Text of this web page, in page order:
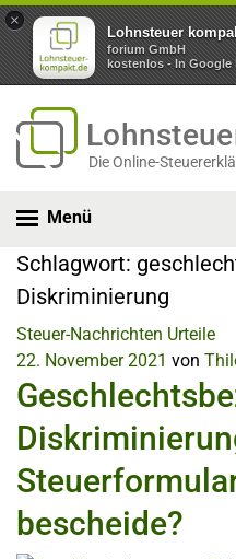
×
Lohnsteuer
forium GmbH
kostenlos - In Google
Die Online-
Menü
Schlagwort:
Diskriminierung
Steuer-Nachrichten Urteile
22. November 2021 von
bescheide?